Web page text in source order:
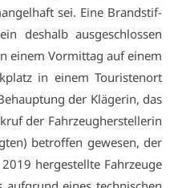
sei. Ei­ne Brand­stif­
des­halb aus­ge­schlos­sen
ei­nem Vor­mit­tag auf ei­nem
in ei­nem Tou­ris­ten­ort
der Klä­ge­rin, das
der Fahr­zeug­her­stel­le­rin
be­trof­fen ge­we­sen, der
her­ge­stell­te Fahr­zeu­ge